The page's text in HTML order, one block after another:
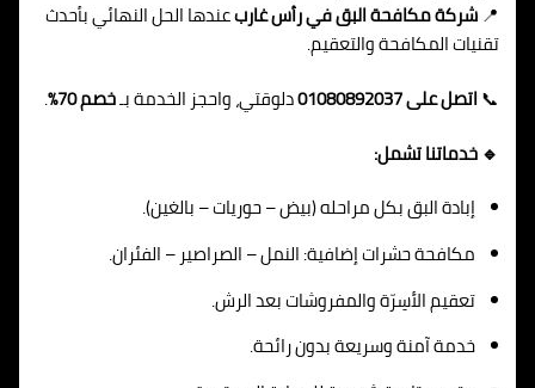
📍شركة مكافحة البق في رأس غاربعندها الحل النهائي بأحدث
تقنيات المكافحة والتعقيم.
📞اتصل على 01080892037 دلوقتي، واحجز الخدمة بـخصم 70%
.
🔹 خدماتنا تشمل:
إبادة البق بكل مراحله (بيض – حوريات – بالغين).
مكافحة حشرات إضافية: النمل – الصراصير – الفئران.
تعقيم الأسِرّة والمفروشات بعد الرش.
خدمة آمنة وسريعة بدون رائحة.